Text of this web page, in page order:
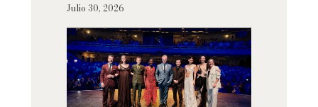
Julio 30, 2026